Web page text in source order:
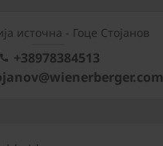
источна - Гоце Стојанов
+38978384513